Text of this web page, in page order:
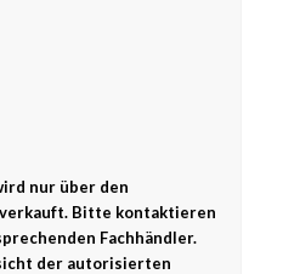
nur über den
Bitte kontaktieren
Fachhändler.
der autorisierten